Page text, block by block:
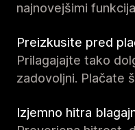
najnovejšimi
Preizkusite pred
Prilagajajte tako
zadovoljni. Plačate
Izjemno hitra